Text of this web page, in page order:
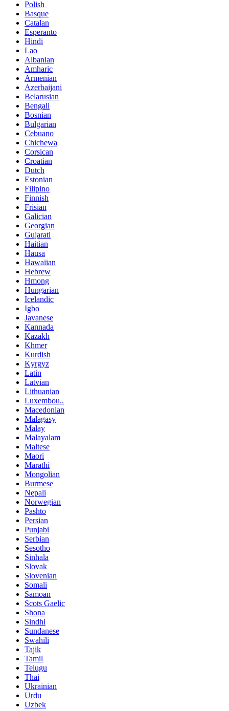
Polish
Basque
Catalan
Esperanto
Hindi
Lao
Albanian
Amharic
Armenian
Azerbaijani
Belarusian
Bengali
Bosnian
Bulgarian
Cebuano
Chichewa
Corsican
Croatian
Dutch
Estonian
Filipino
Finnish
Frisian
Galician
Georgian
Gujarati
Haitian
Hausa
Hawaiian
Hebrew
Hmong
Hungarian
Icelandic
Igbo
Javanese
Kannada
Kazakh
Khmer
Kurdish
Kyrgyz
Latin
Latvian
Lithuanian
Luxembou..
Macedonian
Malagasy
Malay
Malayalam
Maltese
Maori
Marathi
Mongolian
Burmese
Nepali
Norwegian
Pashto
Persian
Punjabi
Serbian
Sesotho
Sinhala
Slovak
Slovenian
Somali
Samoan
Scots Gaelic
Shona
Sindhi
Sundanese
Swahili
Tajik
Tamil
Telugu
Thai
Ukrainian
Urdu
Uzbek